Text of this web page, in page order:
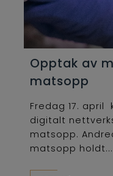
Opptak av
matsopp
Fredag 17. april
digitalt
matsopp.
matsopp holdt...